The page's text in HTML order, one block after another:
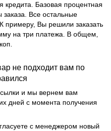
Базовая процентная
Все остальные
примеру, Вы решили заказать
на три платежа. В общем,
не подходит вам по
и мы вернем вам
дней с момента получения
с менеджером новый